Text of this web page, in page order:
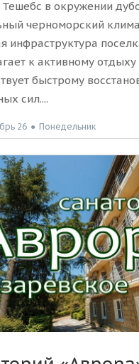
Тешебс в окружении
черноморский
инфраструктура
к активному отдыху
быстрому
сил....
26 ● Понедельник